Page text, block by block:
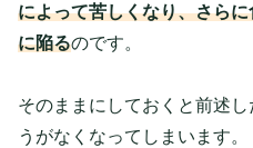
によって苦しくなり、さら
に陥るのです。
そのままにしておくと前述
うがなくなってしまいます。